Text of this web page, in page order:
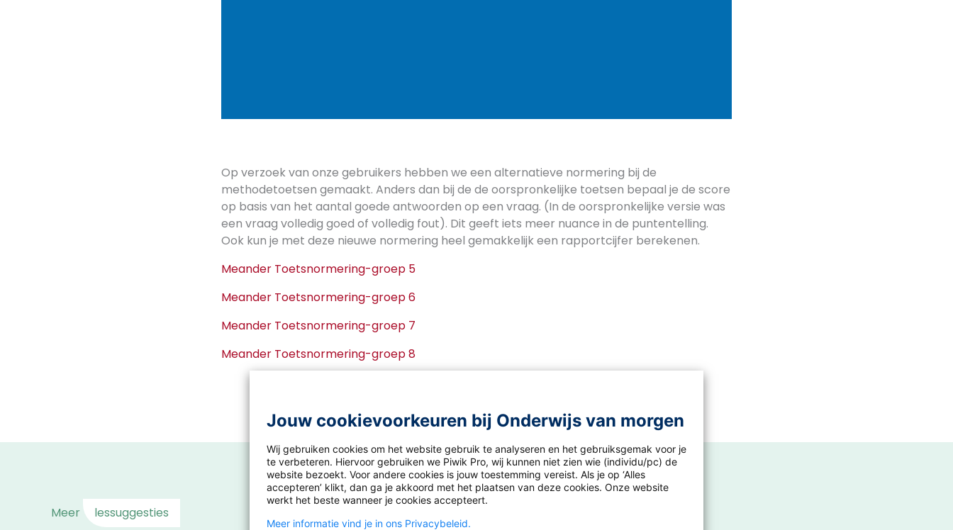
Op verzoek van onze gebruikers hebben we een alternatieve normering bij de
methodetoetsen gemaakt. Anders dan bij de de oorspronkelijke toetsen bepaal je de score
op basis van het aantal goede antwoorden op een vraag. (In de oorspronkelijke versie was
een vraag volledig goed of volledig fout). Dit geeft iets meer nuance in de puntentelling.
Ook kun je met deze nieuwe normering heel gemakkelijk een rapportcijfer berekenen.
Meander Toetsnormering-groep 5
Meander Toetsnormering-groep 6
Meander Toetsnormering-groep 7
Meander Toetsnormering-groep 8
Meer lessuggesties
Jouw cookievoorkeuren bij Onderwijs van morgen
Wij gebruiken cookies om het website gebruik te analyseren en het gebruiksgemak voor je
te verbeteren. Hiervoor gebruiken we Piwik Pro, wij kunnen niet zien wie (individu/pc) de
website bezoekt. Voor andere cookies is jouw toestemming vereist. Als je op ‘Alles
accepteren’ klikt, dan ga je akkoord met het plaatsen van deze cookies. Onze website
werkt het beste wanneer je cookies accepteert.
Meer informatie vind je in ons Privacybeleid.